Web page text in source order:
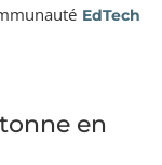
EdTech
en